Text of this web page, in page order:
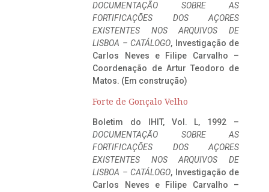
DOCUMENTAÇÃO SOBRE AS
FORTIFICAÇÕES DOS AÇORES
EXISTENTES NOS ARQUIVOS DE
LISBOA – CATÁLOGO, Investigação de
Carlos Neves e Filipe Carvalho –
Coordenação de Artur Teodoro de
Matos. (Em construção)
Forte de Gonçalo Velho
Boletim do IHIT, Vol. L, 1992 –
DOCUMENTAÇÃO SOBRE AS
FORTIFICAÇÕES DOS AÇORES
EXISTENTES NOS ARQUIVOS DE
LISBOA – CATÁLOGO, Investigação de
Carlos Neves e Filipe Carvalho –